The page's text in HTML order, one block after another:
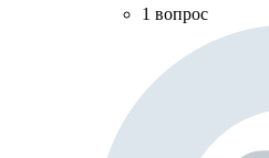
1 вопрос